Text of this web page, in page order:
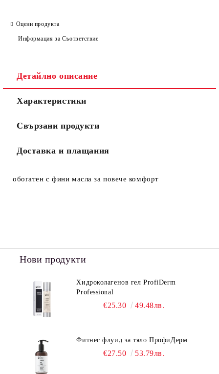
Оцени продукта
Информация за Съответствие
Детайлно описание
Характеристики
Свързани продукти
Доставка и плащания
обогатен с фини масла за повече комфорт
Нови продукти
Хидроколагенов гел ProfiDerm
Professional
€25.30 49.48лв.
Фитнес флуид за тяло ПрофиДерм
€27.50 53.79лв.